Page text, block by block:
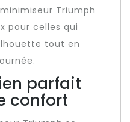
Triumph
pour celles qui
tout en
parfait
confort